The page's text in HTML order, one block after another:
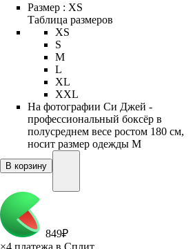
Размер : XS
Таблица размеров
XS
S
M
L
XL
XXL
На фотографии Си Джей -
профессиональный боксёр в
полусреднем весе ростом 180 см,
носит размер одежды M
В корзину
849₽
×4 платежа в Сплит